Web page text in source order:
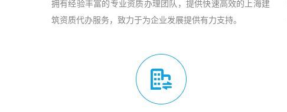
拥有经验丰富的专业资质办理团队，提供快速高效的上海建
筑资质代办服务，致力于为企业发展提供有力支持。